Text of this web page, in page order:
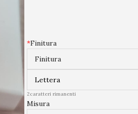
*Finitura
2caratteri rimanenti
Misura